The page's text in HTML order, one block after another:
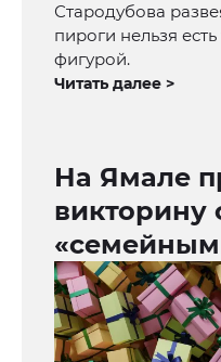
Стародубова
пироги нельзя
фигурой.
Читать далее >
На Ямале
викторину